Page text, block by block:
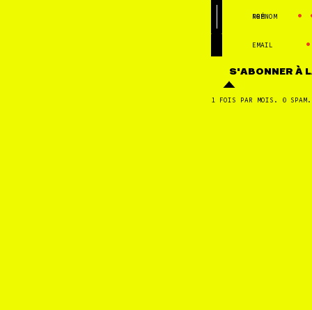
PRÉNOM
NOM •
EMAIL •
1 FOIS PAR MOIS. 0 SPAM.
S'ABONNERÀ